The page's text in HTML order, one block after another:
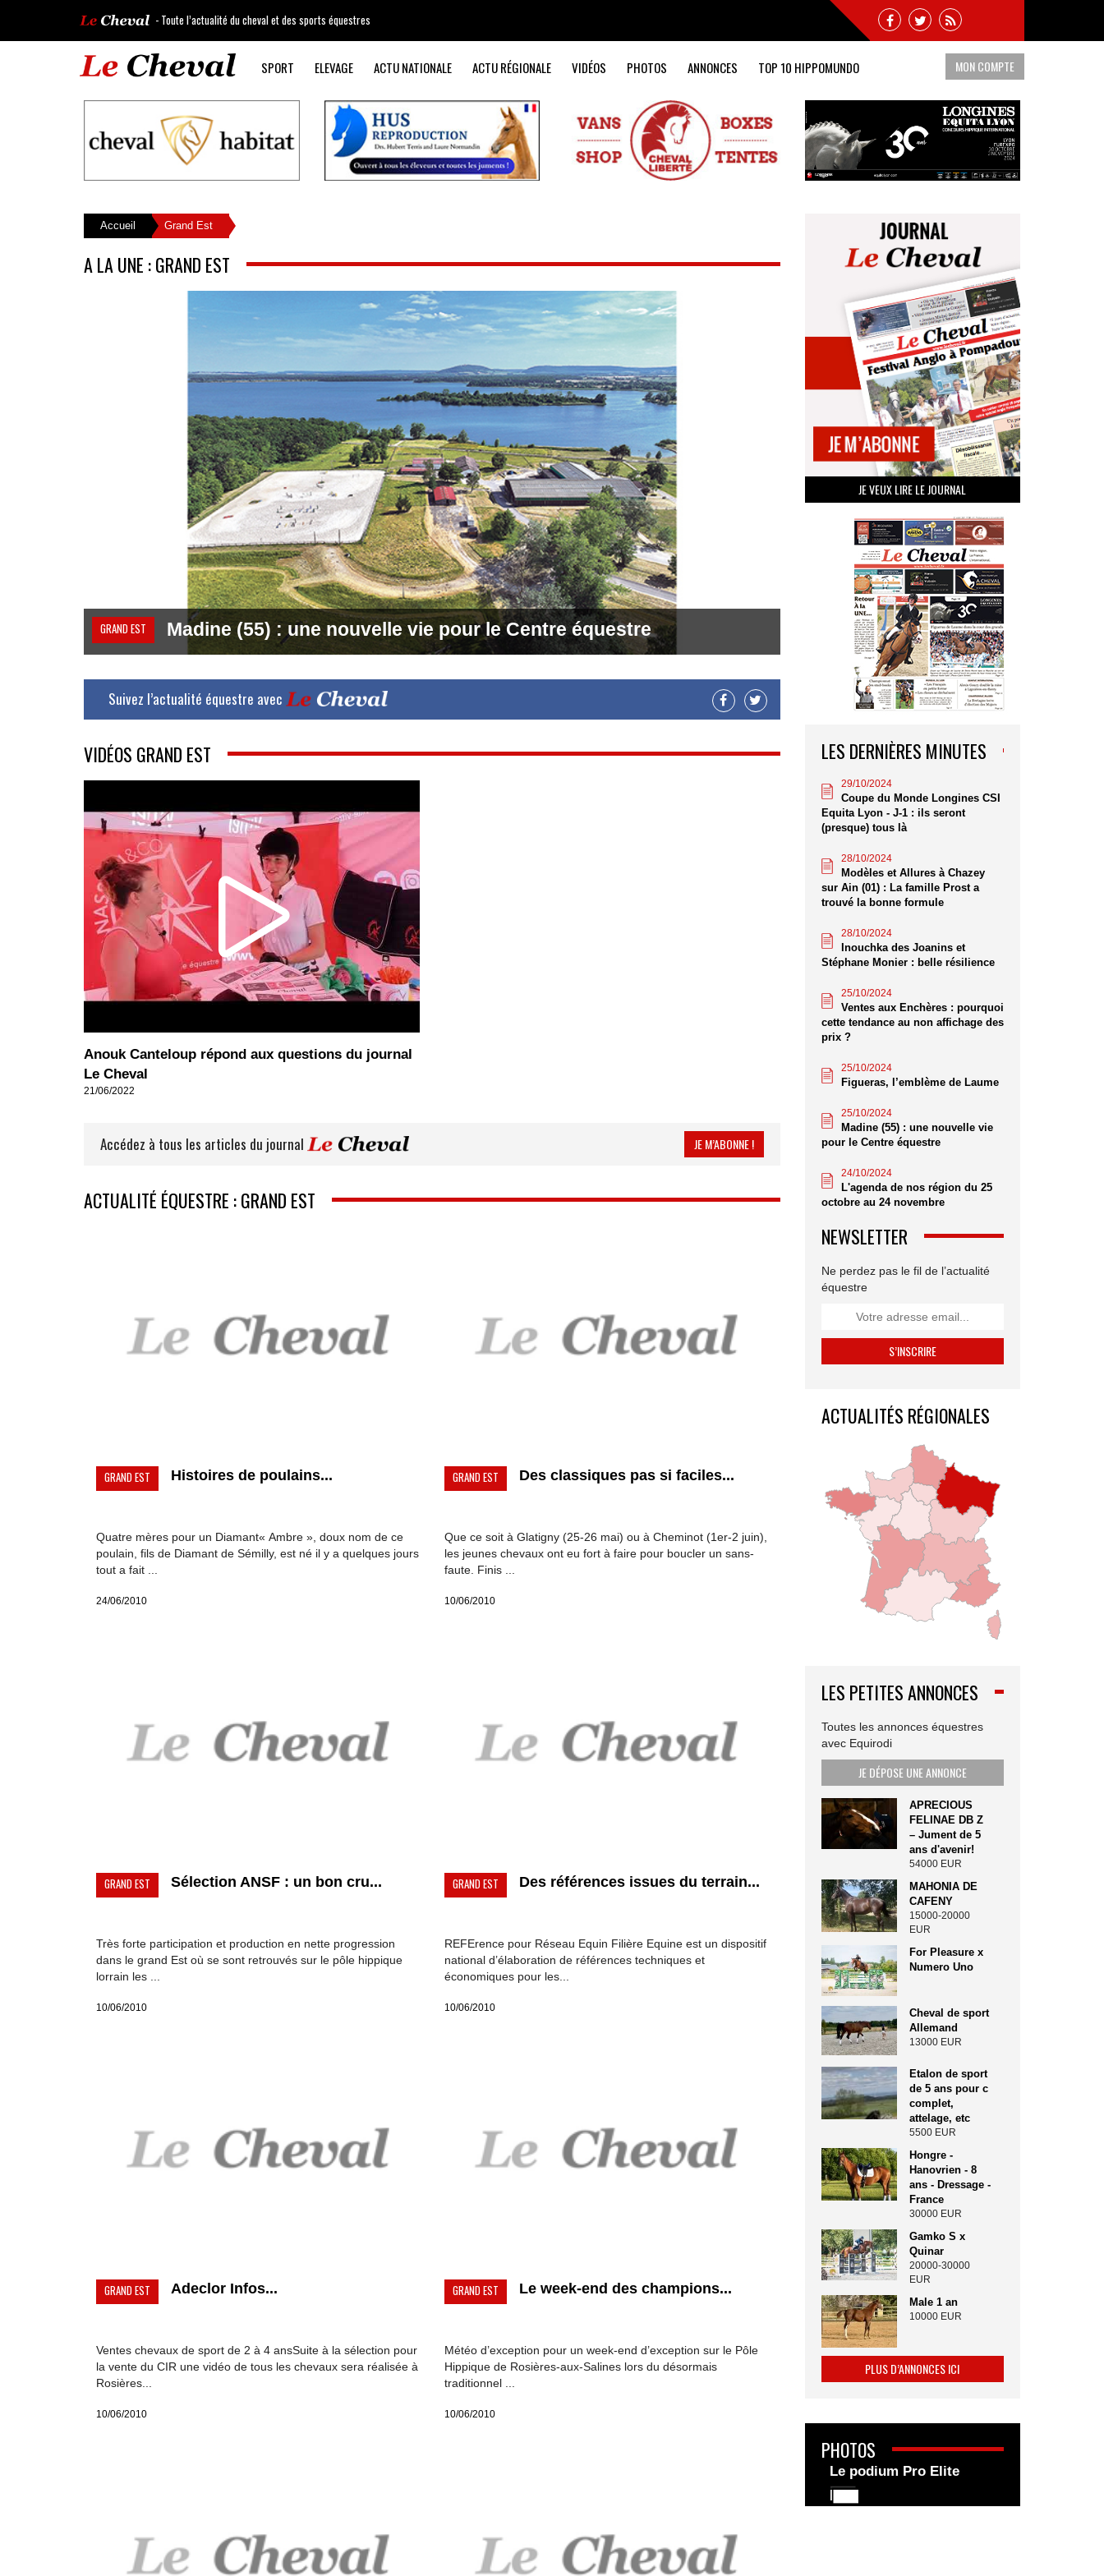
- Toute l’actualité du cheval et des sports équestres
SPORT ELEVAGE ACTU NATIONALE ACTU RÉGIONALE VIDÉOS PHOTOS ANNONCES TOP 10 HIPPOMUNDO MON COMPTE
Accueil Grand Est
A LA UNE : GRAND EST
GRAND EST Madine (55) : une nouvelle vie pour le Centre équestre
Suivez l’actualité équestre avec
VIDÉOS GRAND EST
Anouk Canteloup répond aux questions du journal
Le Cheval
21/06/2022
Accédez à tous les articles du journal JE M’ABONNE !
ACTUALITÉ ÉQUESTRE : GRAND EST
GRAND EST Histoires de poulains...
Quatre mères pour un Diamant« Ambre », doux nom de ce
poulain, fils de Diamant de Sémilly, est né il y a quelques jours
tout a fait ...
24/06/2010
GRAND EST Des classiques pas si faciles...
Que ce soit à Glatigny (25-26 mai) ou à Cheminot (1er-2 juin),
les jeunes chevaux ont eu fort à faire pour boucler un sans-
faute. Finis ...
10/06/2010
GRAND EST Sélection ANSF : un bon cru...
Très forte participation et production en nette progression
dans le grand Est où se sont retrouvés sur le pôle hippique
lorrain les ...
10/06/2010
GRAND EST Des références issues du terrain...
REFErence pour Réseau Equin Filière Equine est un dispositif
national d’élaboration de références techniques et
économiques pour les...
10/06/2010
GRAND EST Adeclor Infos...
Ventes chevaux de sport de 2 à 4 ansSuite à la sélection pour
la vente du CIR une vidéo de tous les chevaux sera réalisée à
Rosières...
10/06/2010
GRAND EST Le week-end des champions...
Météo d’exception pour un week-end d’exception sur le Pôle
Hippique de Rosières-aux-Salines lors du désormais
traditionnel ...
10/06/2010
JE VEUX LIRE LE JOURNAL
LES DERNIÈRES MINUTES
29/10/2024
Coupe du Monde Longines CSI
Equita Lyon - J-1 : ils seront
(presque) tous là
28/10/2024
Modèles et Allures à Chazey
sur Ain (01) : La famille Prost a
trouvé la bonne formule
28/10/2024
Inouchka des Joanins et
Stéphane Monier : belle résilience
25/10/2024
Ventes aux Enchères : pourquoi
cette tendance au non affichage des
prix ?
25/10/2024
Figueras, l’emblème de Laume
25/10/2024
Madine (55) : une nouvelle vie
pour le Centre équestre
24/10/2024
L'agenda de nos région du 25
octobre au 24 novembre
NEWSLETTER
Ne perdez pas le fil de l’actualité
équestre
ACTUALITÉS RÉGIONALES
LES PETITES ANNONCES
Toutes les annonces équestres
avec Equirodi
JE DÉPOSE UNE ANNONCE
APRECIOUS
FELINAE DB Z
– Jument de 5
ans d'avenir!
54000 EUR
MAHONIA DE
CAFENY
15000-20000
EUR
For Pleasure x
Numero Uno
Cheval de sport
Allemand
13000 EUR
Etalon de sport
de 5 ans pour c
complet,
attelage, etc
5500 EUR
Hongre -
Hanovrien - 8
ans - Dressage -
France
30000 EUR
Gamko S x
Quinar
20000-30000
EUR
Male 1 an
10000 EUR
PLUS D’ANNONCES ICI
PHOTOS
Le podium Pro Elite